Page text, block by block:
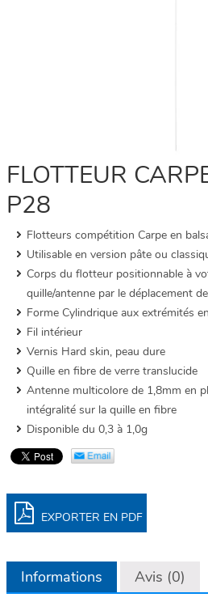
FLOTTEUR
P28
Flotteurs compétition Carpe en
Utilisable en version pâte ou
Corps du flotteur positionnable à
quille/antenne par le déplacement
Forme Cylindrique aux extrémités
Fil intérieur
Vernis Hard skin, peau dure
Quille en fibre de verre translucide
Antenne multicolore de 1,8mm en
intégralité sur la quille en fibre
Disponible du 0,3 à 1,0g
EXPORTER EN PDF
Informations Avis (0)